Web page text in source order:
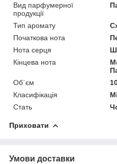
Вид парфумерної
продукції
Тип аромату
Початкова нота
Нота серця
Кінцева нота
Об`єм
Класифікація
Стать
Приховати
Умови доставки